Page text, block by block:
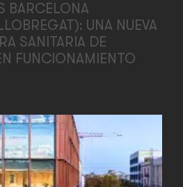
BARCELONA
UNA NUEVA
SANITARIA DE
FUNCIONAMIENTO